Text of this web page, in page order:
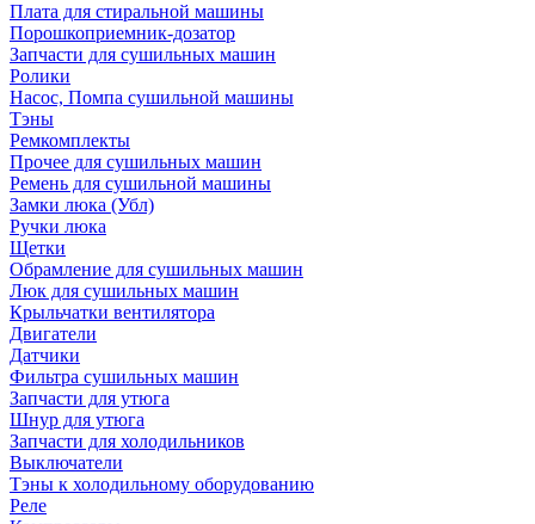
Плата для стиральной машины
Порошкоприемник-дозатор
Запчасти для сушильных машин
Ролики
Насос, Помпа сушильной машины
Тэны
Ремкомплекты
Прочее для сушильных машин
Ремень для сушильной машины
Замки люка (Убл)
Ручки люка
Щетки
Обрамление для сушильных машин
Люк для сушильных машин
Крыльчатки вентилятора
Двигатели
Датчики
Фильтра сушильных машин
Запчасти для утюга
Шнур для утюга
Запчасти для холодильников
Выключатели
Тэны к холодильному оборудованию
Реле